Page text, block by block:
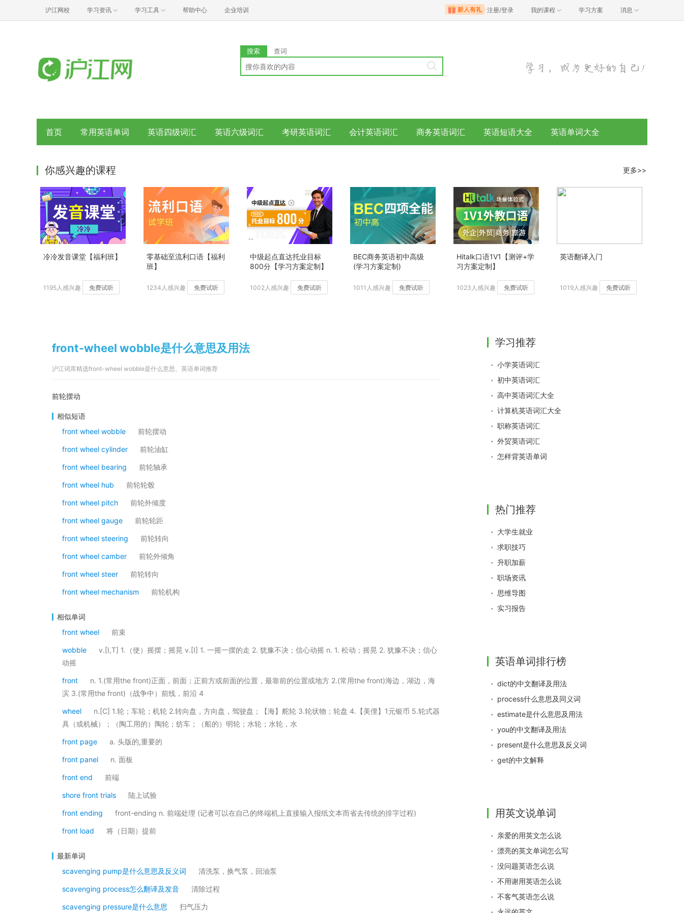
沪江网校 学习资讯 学习工具 帮助中心 企业培训 注册/登录 我的课程 学习方案 消息
搜索 查词
首页 常用英语单词 英语四级词汇 英语六级词汇 考研英语词汇 会计英语词汇 商务英语词汇 英语短语大全 英语单词大全
你感兴趣的课程 更多>>
冷冷发音课堂【福利班】
1195人感兴趣 免费试听
零基础至流利口语【福利
班】
1234人感兴趣 免费试听
中级起点直达托业目标
800分【学习方案定制】
1002人感兴趣 免费试听
BEC商务英语初中高级
(学习方案定制)
1011人感兴趣 免费试听
Hitalk口语1V1【测评+学
习方案定制】
1023人感兴趣 免费试听
英语翻译入门
1019人感兴趣 免费试听
front-wheel wobble是什么意思及用法
沪江词库精选front-wheel wobble是什么意思、英语单词推荐
前轮摆动
相似短语
front wheel wobble
前轮摆动
front wheel cylinder 前轮油缸
front wheel bearing 前轮轴承
front wheel hub 前轮轮毂
front wheel pitch 前轮外倾度
front wheel gauge 前轮轮距
front wheel steering 前轮转向
front wheel camber 前轮外倾角
front wheel steer 前轮转向
front wheel mechanism 前轮机构
相似单词
front wheel
前束
wobble
v.[I,T] 1.（使）摇摆；摇晃 v.[I] 1. 一摇一摆的走 2. 犹豫不决；信心动摇 n. 1. 松动；摇晃 2. 犹豫不决；信心
动摇
front
n. 1.(常用the front)正面，前面；正前方或前面的位置，最靠前的位置或地方 2.(常用the front)海边，湖边，海
滨 3.(常用the front)（战争中）前线，前沿 4
wheel
n.[C] 1.轮；车轮；机轮 2.转向盘，方向盘，驾驶盘；【海】舵轮 3.轮状物；轮盘 4.【美俚】1元银币 5.轮式器
具（或机械）；（陶工用的）陶轮；纺车；（船的）明轮；水轮；水轮，水
front page a. 头版的,重要的
front panel n. 面板
front end 前端
shore front trials 陆上试验
front ending front-ending n. 前端处理 (记者可以在自己的终端机上直接输入报纸文本而省去传统的排字过程)
front load 将（日期）提前
最新单词
scavenging pump是什么意思及反义词
清洗泵，换气泵，回油泵
scavenging process怎么翻译及发音 清除过程
scavenging pressure是什么意思 扫气压力
学习推荐
小学英语词汇
初中英语词汇
高中英语词汇大全
计算机英语词汇大全
职称英语词汇
外贸英语词汇
怎样背英语单词
热门推荐
大学生就业
求职技巧
升职加薪
职场资讯
思维导图
实习报告
英语单词排行榜
dict的中文翻译及用法
process什么意思及同义词
estimate是什么意思及用法
you的中文翻译及用法
present是什么意思及反义词
get的中文解释
用英文说单词
亲爱的用英文怎么说
漂亮的英文单词怎么写
没问题英语怎么说
不用谢用英语怎么说
不客气英语怎么说